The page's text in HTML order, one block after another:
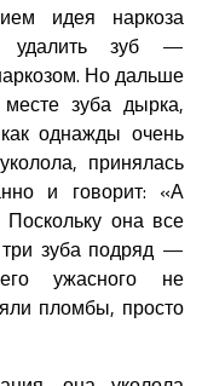
идея наркоза
удалить зуб —
Но дальше
зуба дырка,
однажды очень
принялась
и говорит: «А
она все
зуба подряд —
ужасного не
пломбы, просто